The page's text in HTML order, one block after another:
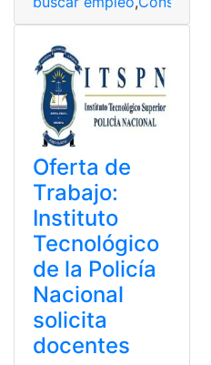
Oferta de
Trabajo:
Instituto
Tecnológico
de la Policía
Nacional
solicita
docentes